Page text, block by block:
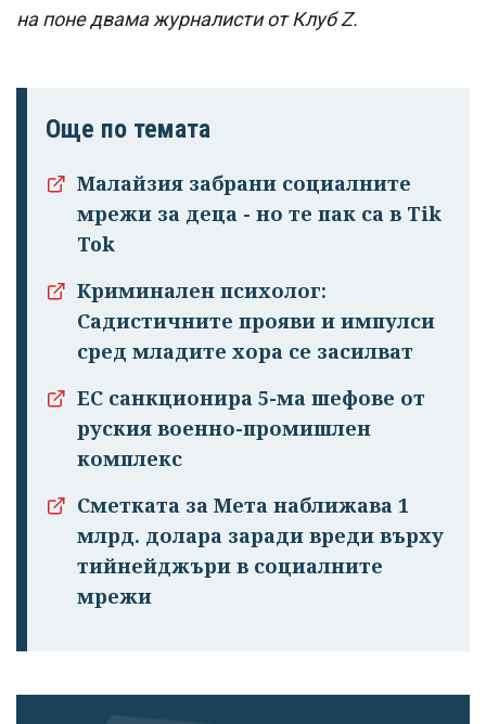
на поне двама журналисти от Клуб Z.
Още по темата
Малайзия забрани социалните
мрежи за деца - но те пак са в Tik
Tok
Криминален психолог:
Садистичните прояви и импулси
сред младите хора се засилват
ЕС санкционира 5-ма шефове от
руския военно-промишлен
комплекс
Сметката за Мета наближава 1
млрд. долара заради вреди върху
тийнейджъри в социалните
мрежи